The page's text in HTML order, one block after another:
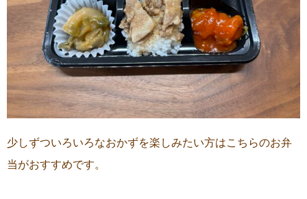
少しずついろいろなおかずを楽しみたい方はこちらのお弁
当がおすすめです。